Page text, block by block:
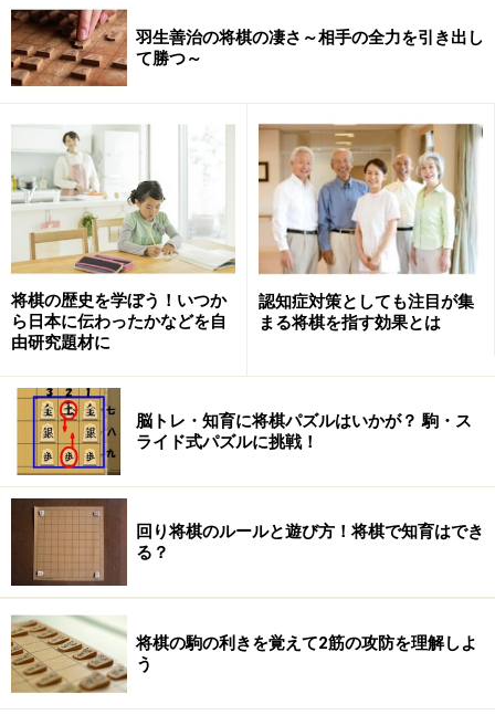
米長とガイドと息子
断っておきたい。私は米長のファンである。将棋コーチ
の認定証を手渡してくれたのも彼だった。もちろん、過
去に放たれた傲慢とも思える言動が及ぼした負の部分も
少なからず知っているつもりだ。それをふまえて、な
お、米長に惹かれるのである。
なぜか？
濁流は、うねりながらも同じ終点にたどり着く、ゆえに
惹かれるのだ。
それは「棋士至上」という終点である。
棋士至上-イメージ
羽生善治の将棋の凄さ～相手の全力を引き出し
て勝つ～
将棋の歴史を学ぼう！いつか
ら日本に伝わったかなどを自
由研究題材に
認知症対策としても注目が集
まる将棋を指す効果とは
脳トレ・知育に将棋パズルはいかが？ 駒・ス
ライド式パズルに挑戦！
回り将棋のルールと遊び方！将棋で知育はでき
る？
将棋の駒の利きを覚えて2筋の攻防を理解しよ
う